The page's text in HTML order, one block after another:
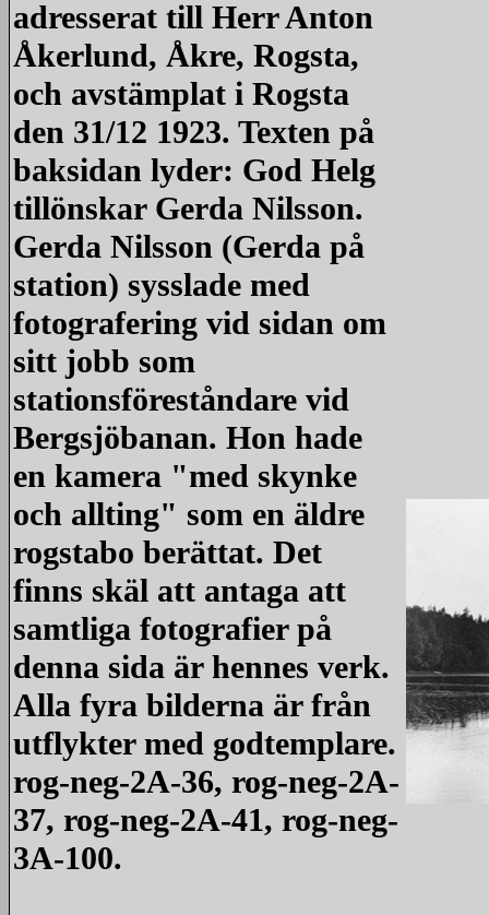
adresserat till Herr Anton
Åkerlund, Åkre, Rogsta,
och avstämplat i Rogsta
den 31/12 1923. Texten på
baksidan lyder: God Helg
tillönskar Gerda Nilsson.
Gerda Nilsson (Gerda på
station) sysslade med
fotografering vid sidan om
sitt jobb som
stationsföreståndare vid
Bergsjöbanan. Hon hade
en kamera "med skynke
och allting" som en äldre
rogstabo berättat. Det
finns skäl att antaga att
samtliga fotografier på
denna sida är hennes verk.
Alla fyra bilderna är från
utflykter med godtemplare.
rog-neg-2A-36, rog-neg-2A-
37, rog-neg-2A-41, rog-neg-
3A-100.